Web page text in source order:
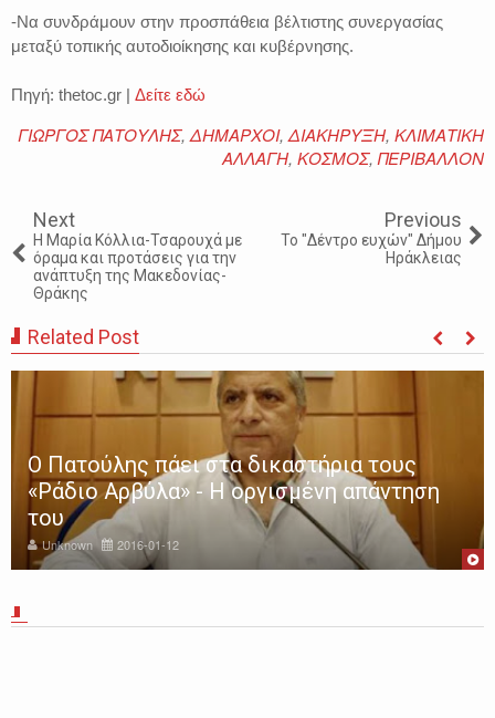
-Να συνδράμουν στην προσπάθεια βέλτιστης συνεργασίας
μεταξύ τοπικής αυτοδιοίκησης και κυβέρνησης.
Πηγή: thetoc.gr | Δείτε εδώ
ΓΙΩΡΓΟΣ ΠΑΤΟΥΛΗΣ, ΔΗΜΑΡΧΟΙ, ΔΙΑΚΗΡΥΞΗ, ΚΛΙΜΑΤΙΚΗ
ΑΛΛΑΓΗ, ΚΟΣΜΟΣ, ΠΕΡΙΒΑΛΛΟΝ
Next
Η Μαρία Κόλλια-Τσαρουχά με
όραμα και προτάσεις για την
ανάπτυξη της Μακεδονίας-
Θράκης
Previous
Το "Δέντρο ευχών" Δήμου
Ηράκλειας
Related Post
Ο Πατούλης πάει στα δικαστήρια τους
«Ράδιο Αρβύλα» - Η οργισμένη απάντηση
του
Unknown 2016-01-12